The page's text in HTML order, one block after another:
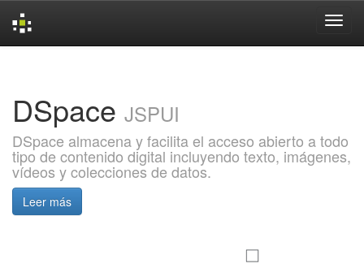
DSpace JSPUI
DSpace almacena y facilita el acceso abierto a todo
tipo de contenido digital incluyendo texto, imágenes,
vídeos y colecciones de datos.
Leer más